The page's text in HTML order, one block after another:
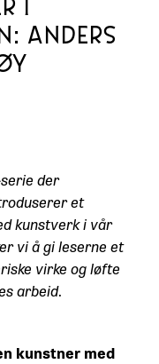
I
ANDERS
der
et
kunstverk i vår
vi å gi leserne et
virke og løfte
arbeid.
kunstner med